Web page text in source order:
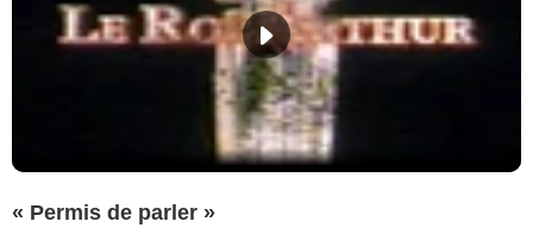
« Permis de parler »